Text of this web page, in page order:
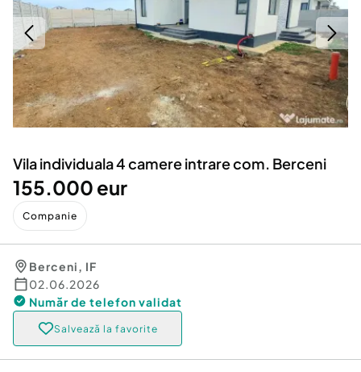
Servicii
Animale de companie
Afaceri și echipamente profesionale
Inchiriere Bunuri si Vehicule
Utilaje agricole si industriale
Piese auto si accesorii
Dacia Duster
Vila individuala 4 camere intrare com. Berceni
155.000 eur
Companie
Berceni, IF
02.06.2026
Număr de telefon validat
Salvează la favorite